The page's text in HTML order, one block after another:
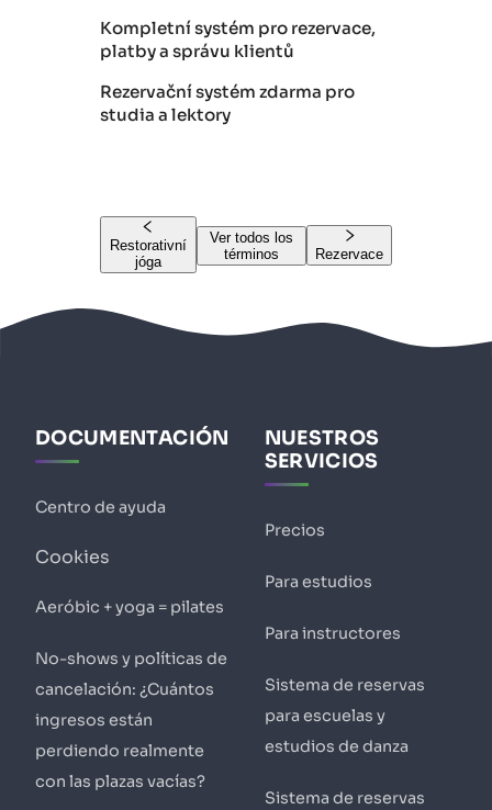
Kompletní systém pro rezervace,
platby a správu klientů
Rezervační systém zdarma pro
studia a lektory
Restorativní
jóga
Ver todos los
términos
Rezervace
DOCUMENTACIÓN
Centro de ayuda
Cookies
Aeróbic + yoga = pilates
No-shows y políticas de
cancelación: ¿Cuántos
ingresos están
perdiendo realmente
con las plazas vacías?
NUESTROS
SERVICIOS
Precios
Para estudios
Para instructores
Sistema de reservas
para escuelas y
estudios de danza
Sistema de reservas